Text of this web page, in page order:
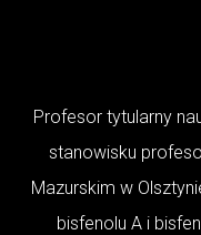
Profesor tytularny
stanowisku
Mazurskim w
bisfenolu A i